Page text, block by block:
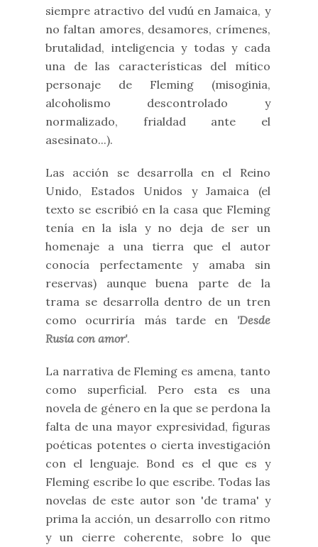
siempre atractivo del vudú en Jamaica, y
no faltan amores, desamores, crímenes,
brutalidad, inteligencia y todas y cada
una de las características del mítico
personaje de Fleming (misoginia,
alcoholismo descontrolado y
normalizado, frialdad ante el
asesinato...).
Las acción se desarrolla en el Reino
Unido, Estados Unidos y Jamaica (el
texto se escribió en la casa que Fleming
tenía en la isla y no deja de ser un
homenaje a una tierra que el autor
conocía perfectamente y amaba sin
reservas) aunque buena parte de la
trama se desarrolla dentro de un tren
como ocurriría más tarde en 'Desde
Rusia con amor'.
La narrativa de Fleming es amena, tanto
como superficial. Pero esta es una
novela de género en la que se perdona la
falta de una mayor expresividad, figuras
poéticas potentes o cierta investigación
con el lenguaje. Bond es el que es y
Fleming escribe lo que escribe. Todas las
novelas de este autor son 'de trama' y
prima la acción, un desarrollo con ritmo
y un cierre coherente, sobre lo que